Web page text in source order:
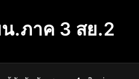
น.ภาค 3 สย.2